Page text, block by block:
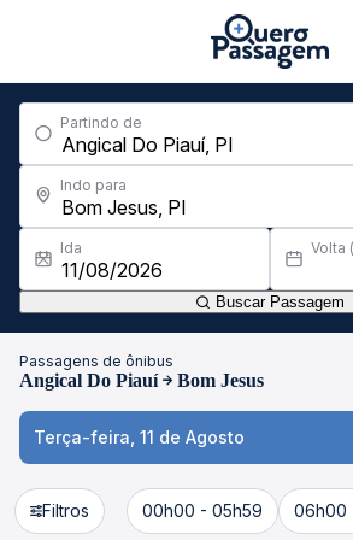
Partindo de
Indo para
Ida Volta
Buscar Passagem
Passagens de ônibus
Angical Do Piauí Bom Jesus
Terça-feira, 11 de Agosto
Filtros 00h00 - 05h59 06h00